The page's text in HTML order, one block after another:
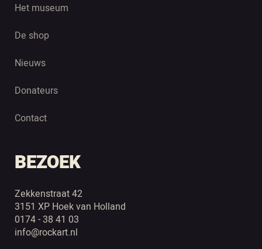
Het museum
De shop
Nieuws
Donateurs
Contact
BEZOEK
Zekkenstraat 42
3151 XP Hoek van Holland
0174 - 38 41 03
info@rockart.nl